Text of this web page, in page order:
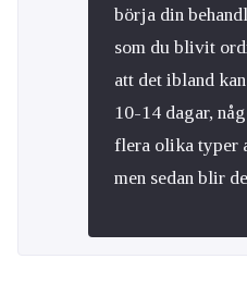
börja din
som du blivit
att det ibland
10-14 dagar,
flera olika typer
men sedan blir